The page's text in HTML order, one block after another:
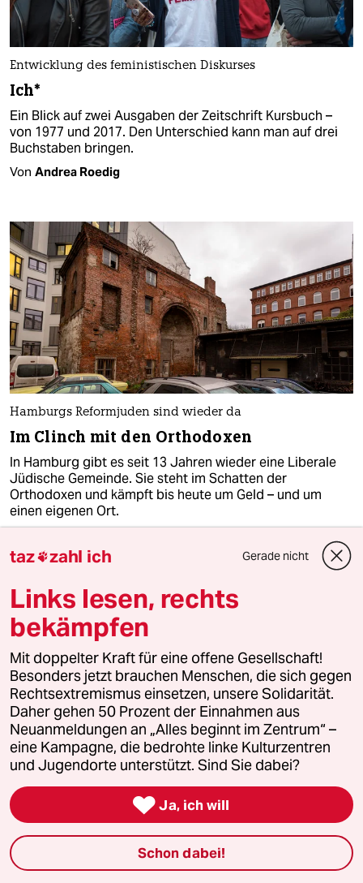
Entwicklung des feministischen Diskurses
Ich*
Ein Blick auf zwei Ausgaben der Zeitschrift Kursbuch –
von 1977 und 2017. Den Unterschied kann man auf drei
Buchstaben bringen.
Von Andrea Roedig
Hamburgs Reformjuden sind wieder da
Im Clinch mit den Orthodoxen
In Hamburg gibt es seit 13 Jahren wieder eine Liberale
Jüdische Gemeinde. Sie steht im Schatten der
Orthodoxen und kämpft bis heute um Geld – und um
einen eigenen Ort.
Debatte Holocaust und Erinnerung
Scheinheilige Freunde der Juden
Unser Autor ist Jude, lebt in Deutschland. Er weiß,
welche Kräfte im Land Antisemitismus befördern und
taz zahl ich Gerade nicht
Links lesen, rechts
bekämpfen
Mit doppelter Kraft für eine offene Gesellschaft!
Besonders jetzt brauchen Menschen, die sich gegen
Rechtsextremismus einsetzen, unsere Solidarität.
Daher gehen 50 Prozent der Einnahmen aus
Neuanmeldungen an „Alles beginnt im Zentrum“ –
eine Kampagne, die bedrohte linke Kulturzentren
und Jugendorte unterstützt. Sind Sie dabei?
 Ja, ich will
Schon dabei!